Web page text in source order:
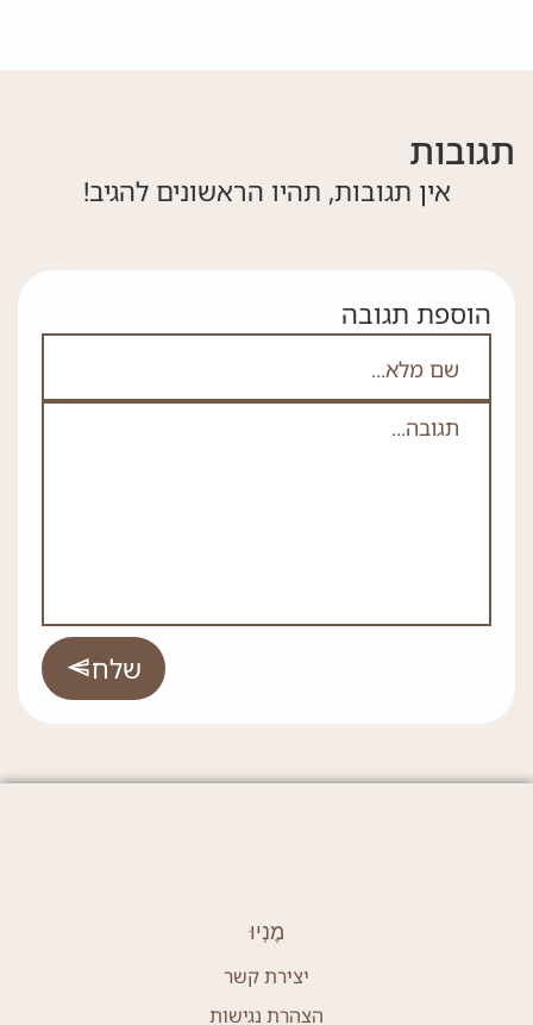
תגובות
אין תגובות, תהיו הראשונים להגיב!
אם אתה לא רובוט אל תמלא את השדה הזה
הוספת תגובה
שלח
מֶנְיוּ
יצירת קשר
הצהרת נגישות